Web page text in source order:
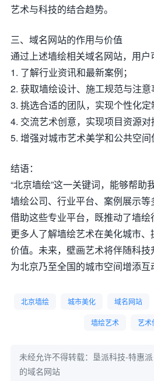
艺术与科技的结合趋势。
三、域名网站的作用与价值
通过上述墙绘相关域名网站，用户
1. 了解行业资讯和最新案例；
2. 获取墙绘设计、施工规范与注意
3. 挑选合适的团队，实现个性化定
4. 交流艺术创意，实现项目资源对
5. 增强对城市艺术美学和公共空间
结语：
“北京墙绘”这一关键词，能够帮助
墙绘公司、行业平台、案例展示等
借助这些专业平台，既推动了墙
更多人了解墙绘艺术在美化城市
价值。未来，壁画艺术将伴随科
为北京乃至全国的城市空间增添互
北京墙绘 城市美化 域名网站
墙绘艺术 艺术
未经允许不得转载： 垦派科技-特惠派
的域名网站